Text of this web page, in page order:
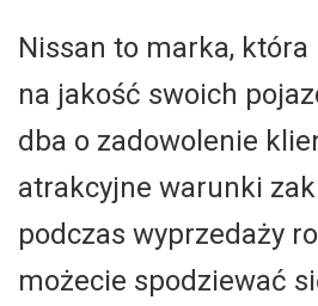
Nissan to marka,
na jakość swoich
dba o zadowolenie
atrakcyjne warunki
podczas wyprzedaży
możecie spodziewać